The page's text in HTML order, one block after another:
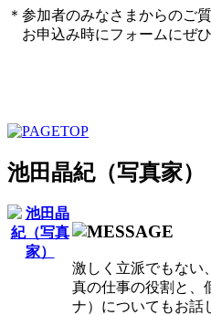
＊参加者のみなさまからのご
お申込み時にフォームにぜ
池田晶紀（写真家）
激しく立派でもない
真の仕事の役割と、
ナ）についてもお話